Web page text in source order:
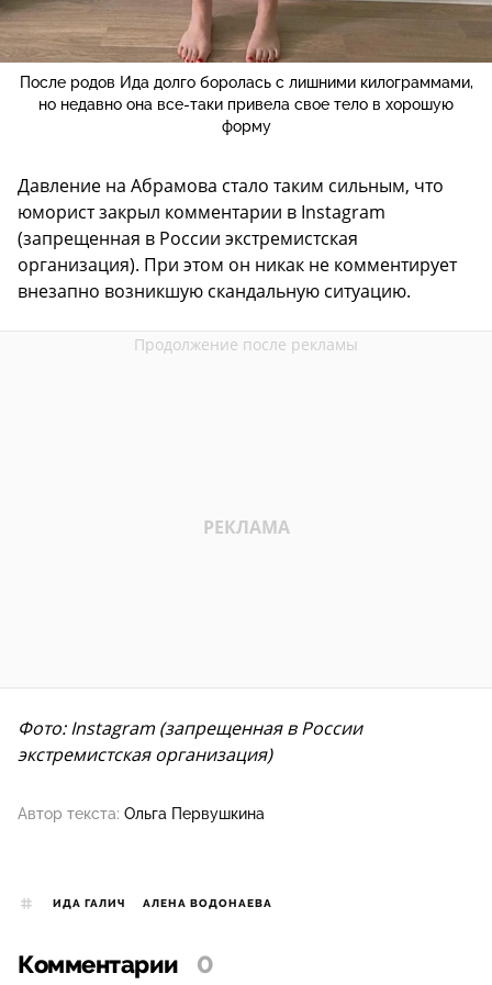
После родов Ида долго боролась с лишними килограммами,
но недавно она все-таки привела свое тело в хорошую
форму
Давление на Абрамова стало таким сильным, что
юморист закрыл комментарии в Instagram
(запрещенная в России экстремистская
организация). При этом он никак не комментирует
внезапно возникшую скандальную ситуацию.
Фото: Instagram (запрещенная в России
экстремистская организация)
Автор текста: Ольга Первушкина
ИДА ГАЛИЧ АЛЕНА ВОДОНАЕВА
Комментарии 0